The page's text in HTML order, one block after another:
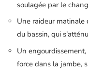
soulagée par le
Une raideur
du bassin, qui
Un
force dans la jambe,